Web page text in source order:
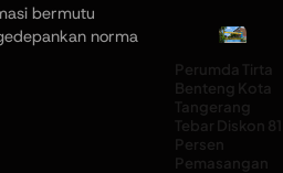
bermutu
norma
Perumda Tirta
Benteng Kota
Tangerang
Tebar Diskon 81
Persen
Pemasangan